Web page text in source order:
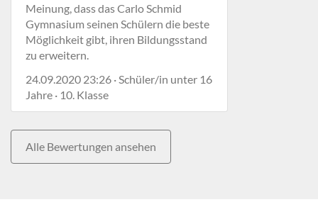
Meinung, dass das Carlo Schmid
Gymnasium seinen Schülern die beste
Möglichkeit gibt, ihren Bildungsstand
zu erweitern.
24.09.2020 23:26 · Schüler/in unter 16
Jahre · 10. Klasse
Alle Bewertungen ansehen